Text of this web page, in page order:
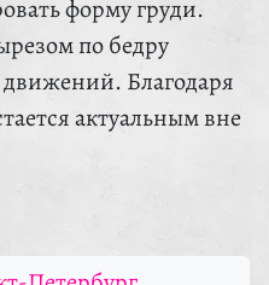
форму груди.
по бедру
Благодаря
актуальным вне